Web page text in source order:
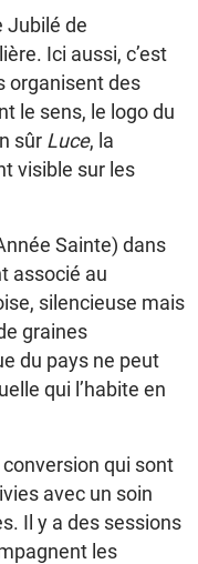
Jubilé de
Ici aussi, c’est
organisent des
le sens, le logo du
sûr Luce, la
visible sur les
Sainte) dans
associé au
silencieuse mais
graines
du pays ne peut
qui l’habite en
qui sont
avec un soin
Il y a des sessions
les